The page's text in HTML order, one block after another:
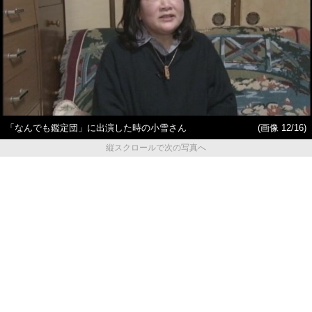
「なんでも鑑定団」に出演した時の小雪さん
(画像 12/16)
縦スクロールで次の写真へ